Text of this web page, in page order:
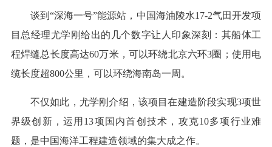
谈到“深海一号”能源站，中国海油陵水17-2气田开发项
目总经理尤学刚给出的几个数字让人印象深刻：其船体工
程焊缝总长度高达60万米，可以环绕北京六环3圈；使用电
缆长度超800公里，可以环绕海南岛一周。
不仅如此，尤学刚介绍，该项目在建造阶段实现3项世
界级创新，运用13项国内首创技术，攻克10多项行业难
题，是中国海洋工程建造领域的集大成之作。